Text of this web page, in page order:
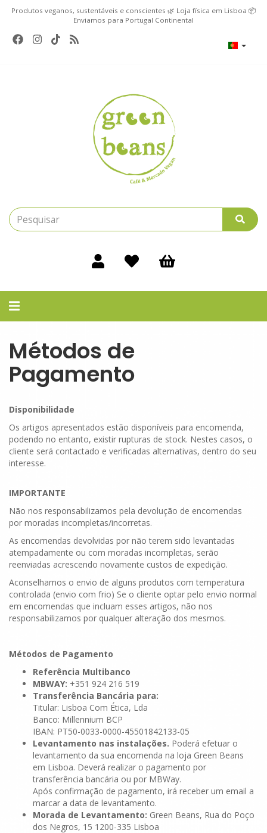
Produtos veganos, sustentáveis e conscientes 🌿 Loja física em Lisboa 📦
Enviamos para Portugal Continental
Alternar
Métodos de
Pagamento
Disponibilidade
Os artigos apresentados estão disponíveis para encomenda,
podendo no entanto, existir rupturas de stock. Nestes casos, o
cliente será contactado e verificadas alternativas, dentro do seu
interesse.
IMPORTANTE
Não nos responsabilizamos pela devolução de encomendas
por moradas incompletas/incorretas.
As encomendas devolvidas por não terem sido levantadas
atempadamente ou com moradas incompletas, serão
reenviadas acrescendo novamente custos de expedição.
Aconselhamos o envio de alguns produtos com temperatura
controlada (envio com frio) Se o cliente optar pelo envio normal
em encomendas que incluam esses artigos, não nos
responsabilizamos por qualquer alteração dos mesmos.
Métodos de Pagamento
Referência Multibanco
MBWAY: +351 924 216 519
Transferência Bancária para:
Titular: Lisboa Com Ética, Lda
Banco: Millennium BCP
IBAN: PT50-0033-0000-45501842133-05
Levantamento nas instalações. Poderá efetuar o
levantamento da sua encomenda na loja Green Beans
em Lisboa. Deverá realizar o pagamento por
transferência bancária ou por MBWay.
Após confirmação de pagamento, irá receber um email a
marcar a data de levantamento.
Morada de Levantamento: Green Beans, Rua do Poço
dos Negros, 15 1200-335 Lisboa